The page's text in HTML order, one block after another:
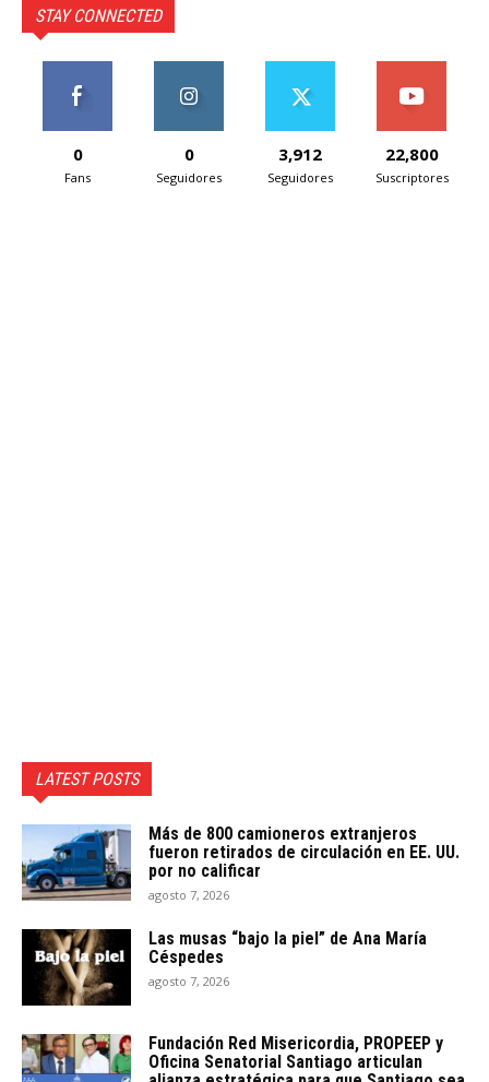
STAY CONNECTED
0
Fans
0
Seguidores
3,912
Seguidores
22,800
Suscriptores
LATEST POSTS
Más de 800 camioneros extranjeros
fueron retirados de circulación en EE. UU.
por no calificar
agosto 7, 2026
Las musas “bajo la piel” de Ana María
Céspedes
agosto 7, 2026
Fundación Red Misericordia, PROPEEP y
Oficina Senatorial Santiago articulan